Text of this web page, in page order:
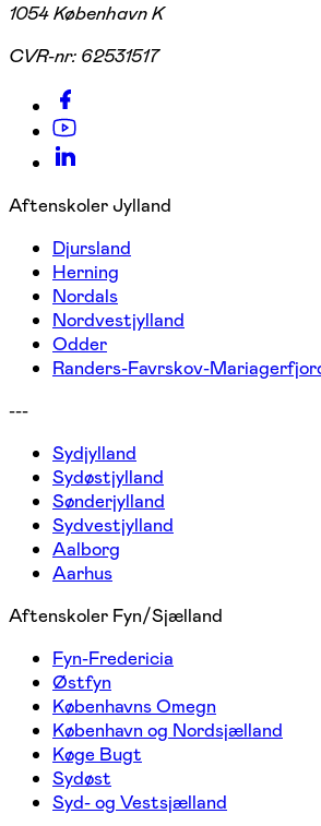
1054 København K
CVR-nr: 62531517
Aftenskoler Jylland
Djursland
Herning
Nordals
Nordvestjylland
Odder
Randers-Favrskov-
---
Sydjylland
Sydøstjylland
Sønderjylland
Sydvestjylland
Aalborg
Aarhus
Aftenskoler Fyn/Sjælland
Fyn-Fredericia
Østfyn
Københavns Omegn
København og Nordsjælland
Køge Bugt
Sydøst
Syd- og Vestsjælland